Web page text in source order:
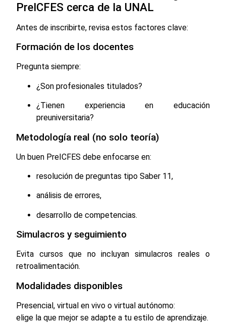
PreICFES cerca de la UNAL
Antes de inscribirte, revisa estos factores clave:
Formación de los docentes
Pregunta siempre:
¿Son profesionales titulados?
¿Tienen experiencia en educación
preuniversitaria?
Metodología real (no solo teoría)
Un buen PreICFES debe enfocarse en:
resolución de preguntas tipo Saber 11,
análisis de errores,
desarrollo de competencias.
Simulacros y seguimiento
Evita cursos que no incluyan simulacros reales o
retroalimentación.
Modalidades disponibles
Presencial, virtual en vivo o virtual autónomo:
elige la que mejor se adapte a tu estilo de aprendizaje.